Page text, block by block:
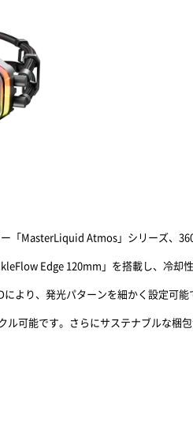
「MasterLiquid Atmos」シリーズ、
Edge 120mm」を搭載し、冷却
より、発光パターンを細かく設定可
可能です。さらにサステナブルな梱